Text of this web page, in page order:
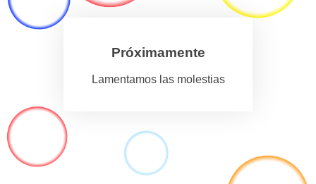
Próximamente
Lamentamos las molestias